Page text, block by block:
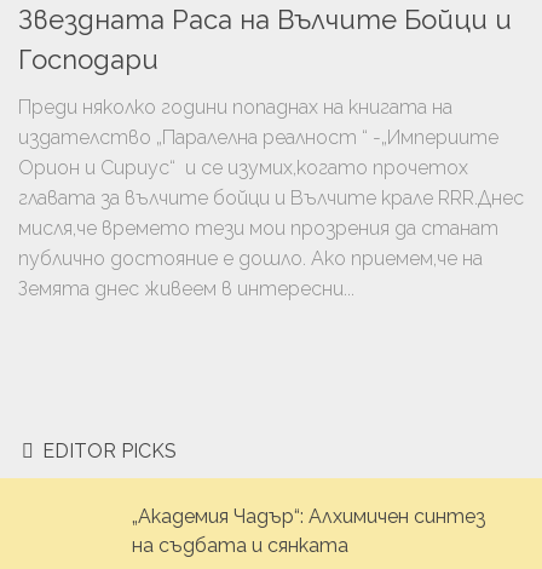
Звездната Раса на Вълчите Бойци и
Господари
Преди няколко години попаднах на книгата на
издателство „Паралелна реалност “ -„Империите
Орион и Сириус“ и се изумих,когато прочетох
главата за вълчите бойци и Вълчите крале RRR.Днес
мисля,че времето тези мои прозрения да станат
публично достояние е дошло. Ако приемем,че на
Земята днес живеем в интересни...
EDITOR PICKS
„Академия Чадър“: Алхимичен синтез
на съдбата и сянката